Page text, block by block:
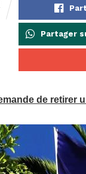
Partager
de retirer